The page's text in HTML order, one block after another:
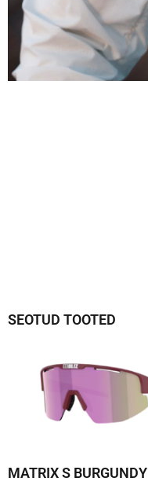
SEOTUD TOOTED
MATRIX S BURGUNDY